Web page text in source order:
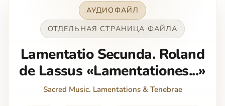
АУДИОФАЙЛ
ОТДЕЛЬНАЯ СТРАНИЦА ФАЙЛА
Lamentatio Secunda. Roland
de Lassus «Lamentationes...»
Sacred Music. Lamentations & Tenebrae